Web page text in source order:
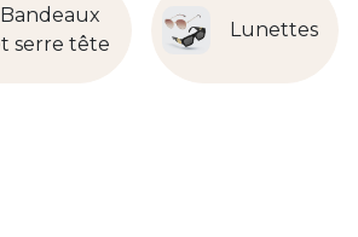
Bandeaux
serre tête
Lunettes